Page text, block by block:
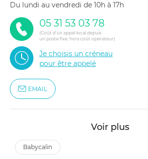
du lundi au vendredi de 10h à 17h
05 31 53 03 78
(Coût d'un appel local depuis
un poste fixe, hors coût opérateur)
Je choisis un créneau
pour être appelé
EMAIL
Voir plus
babycalin